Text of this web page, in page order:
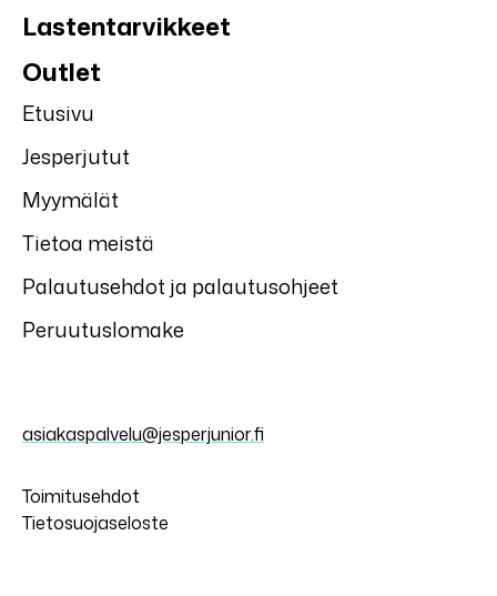
Lastentarvikkeet
Outlet
Etusivu
Jesperjutut
Myymälät
Tietoa meistä
Palautusehdot ja palautusohjeet
Peruutuslomake
asiakaspalvelu@jesperjunior.fi
Toimitusehdot
Tietosuojaseloste